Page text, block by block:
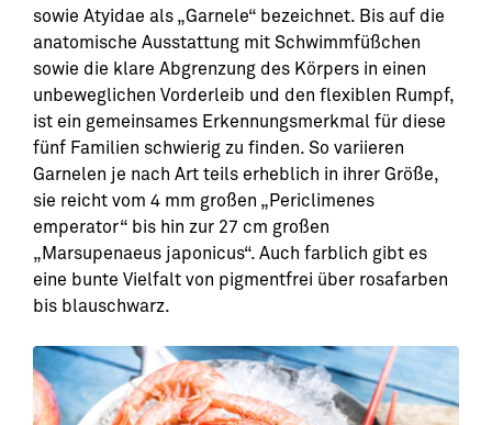
sowie Atyidae als „Garnele“ bezeichnet. Bis auf die
anatomische Ausstattung mit Schwimmfüßchen
sowie die klare Abgrenzung des Körpers in einen
unbeweglichen Vorderleib und den flexiblen Rumpf,
ist ein gemeinsames Erkennungsmerkmal für diese
fünf Familien schwierig zu finden. So variieren
Garnelen je nach Art teils erheblich in ihrer Größe,
sie reicht vom 4 mm großen „Periclimenes
emperator“ bis hin zur 27 cm großen
„Marsupenaeus japonicus“. Auch farblich gibt es
eine bunte Vielfalt von pigmentfrei über rosafarben
bis blauschwarz.